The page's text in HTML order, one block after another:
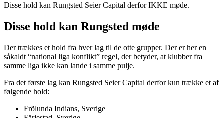
Disse hold kan Rungsted Seier Capital derfor IKKE møde.
Disse hold kan Rungsted møde
Der trækkes et hold fra hver lag til de otte grupper. Der er her en
såkaldt “national liga konflikt” regel, der betyder, at klubber fra
samme liga ikke kan lande i samme pulje.
Fra det første lag kan Rungsted Seier Capital derfor kun trække et af
følgende hold:
Frölunda Indians, Sverige